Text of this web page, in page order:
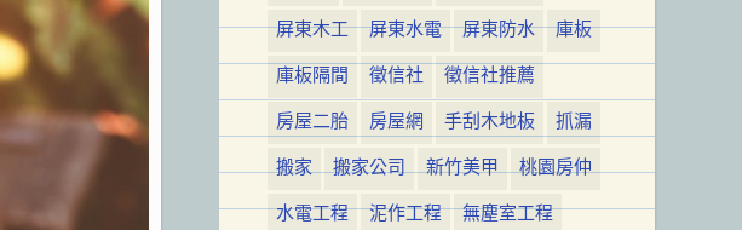
屏東木工
屏東水電 屏東防水
庫板
庫板隔間
徵信社
徵信社推薦
房屋二胎
房屋網 手刮木地板
抓漏
搬家
搬家公司 新竹美甲
桃園房仲
水電工程
泥作工程
無塵室工程